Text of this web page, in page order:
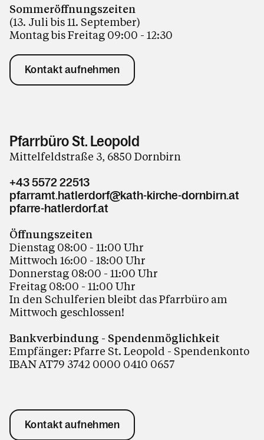
Sommeröffnungszeiten
(13. Juli bis 11. September)
Montag bis Freitag 09:00 - 12:30
Kontakt aufnehmen
Pfarrbüro St. Leopold
Mittelfeldstraße 3, 6850 Dornbirn
+43 5572 22513
pfarramt.hatlerdorf@kath-kirche-dornbirn.at
pfarre-hatlerdorf.at
Öffnungszeiten
Dienstag 08:00 - 11:00 Uhr
Mittwoch 16:00 - 18:00 Uhr
Donnerstag 08:00 - 11:00 Uhr
Freitag 08:00 - 11:00 Uhr
In den Schulferien bleibt das Pfarrbüro am
Mittwoch geschlossen!
Bankverbindung - Spendenmöglichkeit
Empfänger: Pfarre St. Leopold - Spendenkonto
IBAN AT79 3742 0000 0410 0657
Kontakt aufnehmen